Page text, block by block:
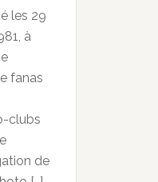
les 29
à
fanas
clubs
de